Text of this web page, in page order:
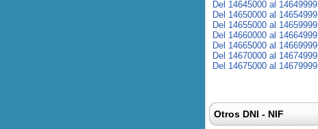
Del 14645000 al 14649999
Del 14650000 al 14654999
Del 14655000 al 14659999
Del 14660000 al 14664999
Del 14665000 al 14669999
Del 14670000 al 14674999
Del 14675000 al 14679999
Otros DNI - NIF